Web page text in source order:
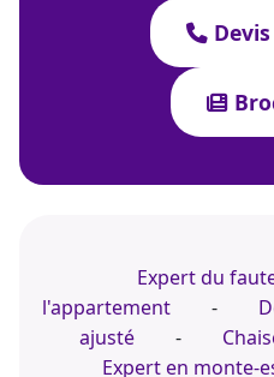
Expert du
l'appartement
-
ajusté
-
Expert en monte-